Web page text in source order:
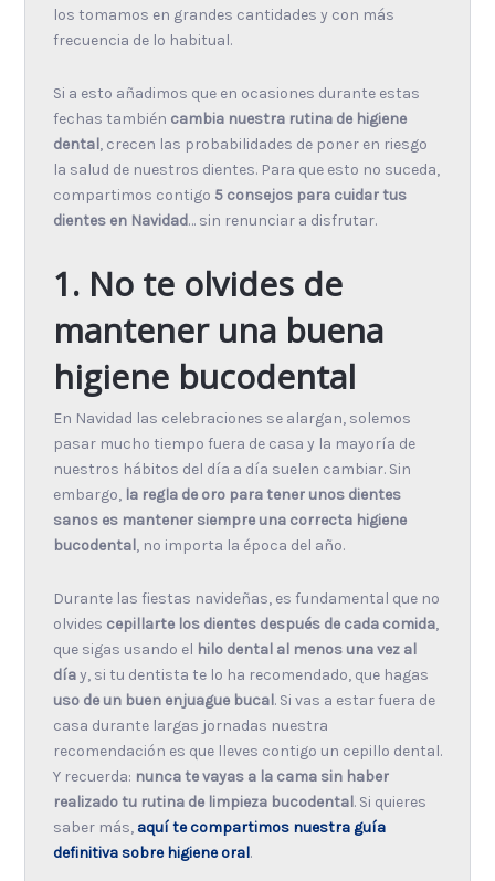
los tomamos en grandes cantidades y con más
frecuencia de lo habitual.
Si a esto añadimos que en ocasiones durante estas
fechas también cambia nuestra rutina de higiene
dental, crecen las probabilidades de poner en riesgo
la salud de nuestros dientes. Para que esto no suceda,
compartimos contigo 5 consejos para cuidar tus
dientes en Navidad… sin renunciar a disfrutar.
1. No te olvides de
mantener una buena
higiene bucodental
En Navidad las celebraciones se alargan, solemos
pasar mucho tiempo fuera de casa y la mayoría de
nuestros hábitos del día a día suelen cambiar. Sin
embargo, la regla de oro para tener unos dientes
sanos es mantener siempre una correcta higiene
bucodental, no importa la época del año.
Durante las fiestas navideñas, es fundamental que no
olvides cepillarte los dientes después de cada comida,
que sigas usando el hilo dental al menos una vez al
díay, si tu dentista te lo ha recomendado, que hagas
uso de un buen enjuague bucal. Si vas a estar fuera de
casa durante largas jornadas nuestra
recomendación es que lleves contigo un cepillo dental.
Y recuerda: nunca te vayas a la cama sin haber
realizado tu rutina de limpieza bucodental. Si quieres
saber más,aquí te compartimos nuestra guía
definitiva sobre higiene oral.